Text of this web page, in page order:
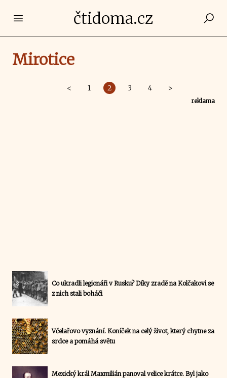
Open main menučtidoma.cz
Mirotice
< 1 2 3 4 >
reklama
Co ukradli legionáři v Rusku? Díky zradě na Kolčakovi se
z nich stali boháči
Včelařovo vyznání. Koníček na celý život, který chytne za
srdce a pomáhá světu
Mexický král Maxmilián panoval velice krátce. Byl jako